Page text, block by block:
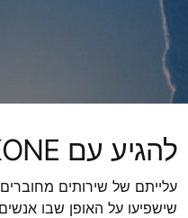
להגיע עם KONE לגבהים חדשים
עלייתם של שירותים מחוברים,
שישפיעו על האופן שבו